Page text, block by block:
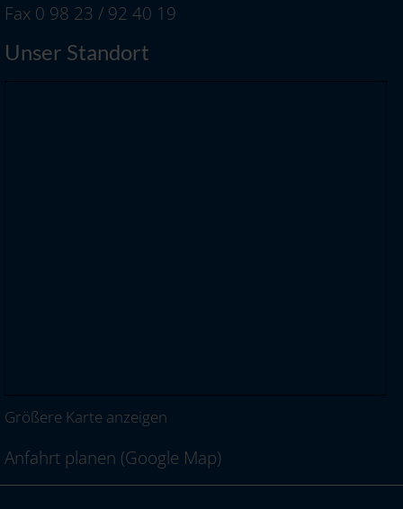
Fax 0 98 23 / 92 40 19
Unser Standort
Größere Karte anzeigen
Anfahrt planen (Google Map)